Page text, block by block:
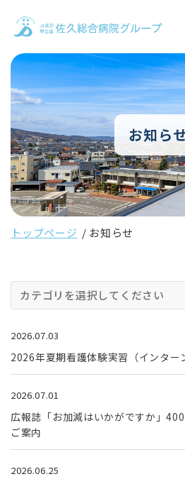
お知ら
トップページ お知らせ
カテゴリを選択してください
2026.07.03
2026年夏期看護体験実習（インター
2026.07.01
広報誌「お加減はいかがですか」
ご案内
2026.06.25